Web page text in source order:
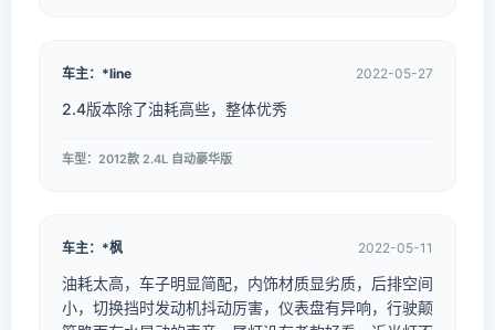
车主：*line 2022-05-27
2.4版本除了油耗高些，整体优秀
车型：2012款 2.4L 自动豪华版
车主：*枫 2022-05-11
油耗太高，车子明显简配，内饰材质显劣质，后排空间
小，切换挡时发动机抖动厉害，仪表盘有异响，行驶颠